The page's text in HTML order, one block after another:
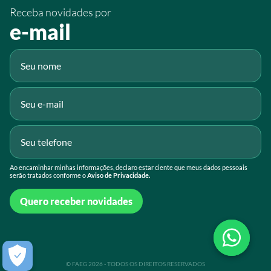
Fluig
Receba novidades por
e-mail
Ao encaminhar minhas informações, declaro estar ciente que meus dados pessoais
serão tratados conforme oAviso de Privacidade.
Quero receber novidades
© FAEG 2026 - TODOS OS DIREITOS RESERVADOS